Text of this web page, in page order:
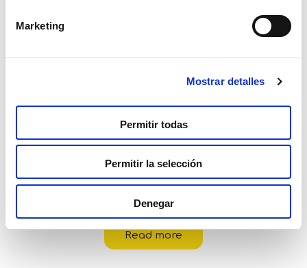
Marketing
Mostrar detalles
Permitir todas
Permitir la selección
Denegar
También te puede interesar...
Disney Eco-Puzzle Df Mini 48 Toy Story 5
Read more